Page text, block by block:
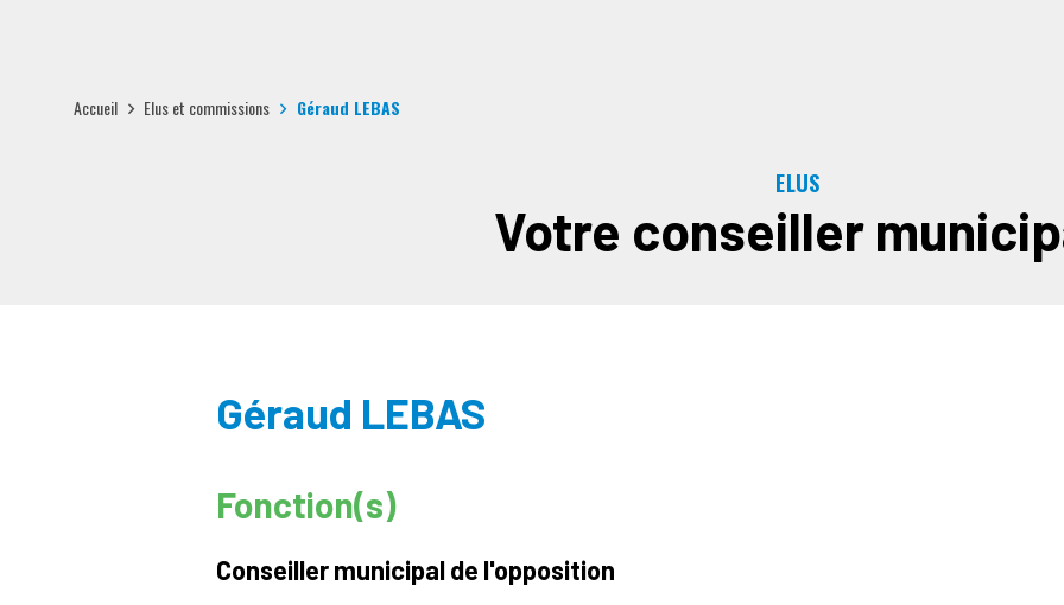
Accueil Elus et commissions Géraud LEBAS
ELUS
Votre conseiller
Géraud LEBAS
Fonction(s)
Conseiller municipal de l'opposition